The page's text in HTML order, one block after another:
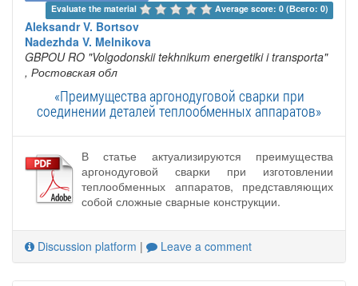
Evaluate the material
Average score: 0 (Всего: 0)
Aleksandr V. Bortsov
Nadezhda V. Melnikova
GBPOU RO "Volgodonskii tekhnikum energetiki i transporta"
, Ростовская обл
«Преимущества аргонодуговой сварки при
соединении деталей теплообменных аппаратов»
В статье актуализируются преимущества
аргонодуговой сварки при изготовлении
теплообменных аппаратов, представляющих
собой сложные сварные конструкции.
Discussion platform | Leave a comment